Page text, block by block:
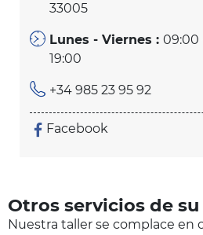
33005
Lunes - Viernes :09:00
19:00
+34 985 23 95 92
Facebook
Otros servicios de
Nuestra taller se complace en